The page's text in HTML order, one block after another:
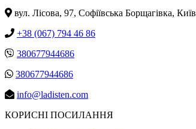
вул. Лісова, 97, Cофіївська Борщагівка, Київ
+38 (067) 794 46 86
380677944686
380677944686
info@ladisten.com
КОРИСНІ ПОСИЛАННЯ